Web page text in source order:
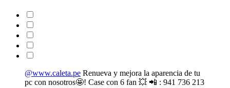
@www.caleta.pe Renueva y mejora la aparencia de tu
pc con nosotros🤩! Case con 6 fan 💥 📲 : 941 736 213